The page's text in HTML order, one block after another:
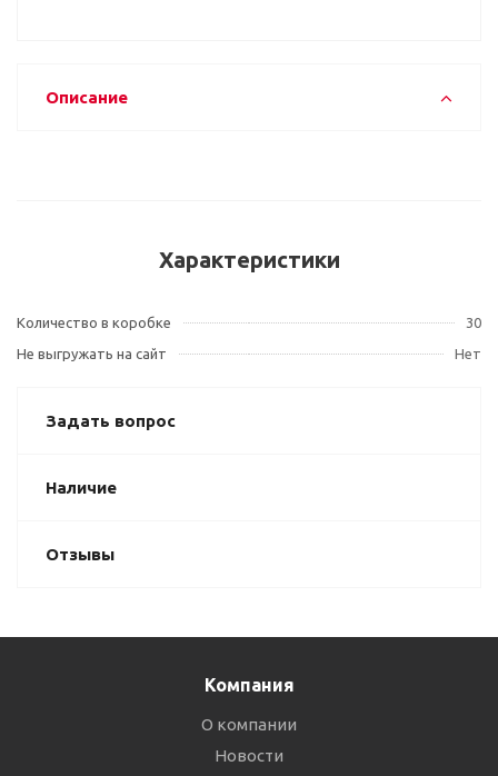
Описание
Характеристики
Количество в коробке
30
Не выгружать на сайт
Нет
Задать вопрос
Наличие
Отзывы
Компания
О компании
Новости